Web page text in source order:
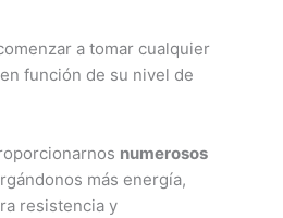
a tomar cualquier
función de su nivel de
numerosos
más energía,
resistencia y